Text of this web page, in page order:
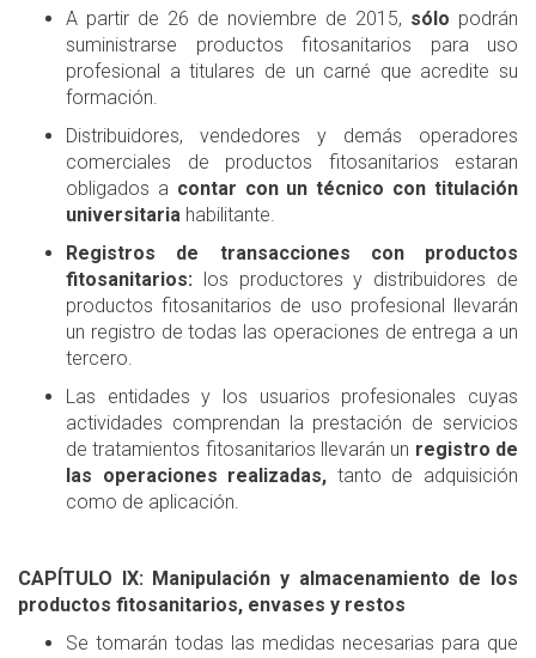
A partir de 26 de noviembre de 2015, sólo podrán
suministrarse productos fitosanitarios para uso
profesional a titulares de un carné que acredite su
formación.
Distribuidores, vendedores y demás operadores
comerciales de productos fitosanitarios estaran
obligados a contar con un técnico con titulación
universitaria habilitante.
Registros de transacciones con productos
fitosanitarios:
los productores y distribuidores de
productos fitosanitarios de uso profesional llevarán
un registro de todas las operaciones de entrega a un
tercero.
Las entidades y los usuarios profesionales cuyas
actividades comprendan la prestación de servicios
de tratamientos fitosanitarios llevarán un registro de
las operaciones realizadas, tanto de adquisición
como de aplicación.
CAPÍTULO IX: Manipulación y almacenamiento de los
productos fitosanitarios, envases y restos
Se tomarán todas las medidas necesarias para que